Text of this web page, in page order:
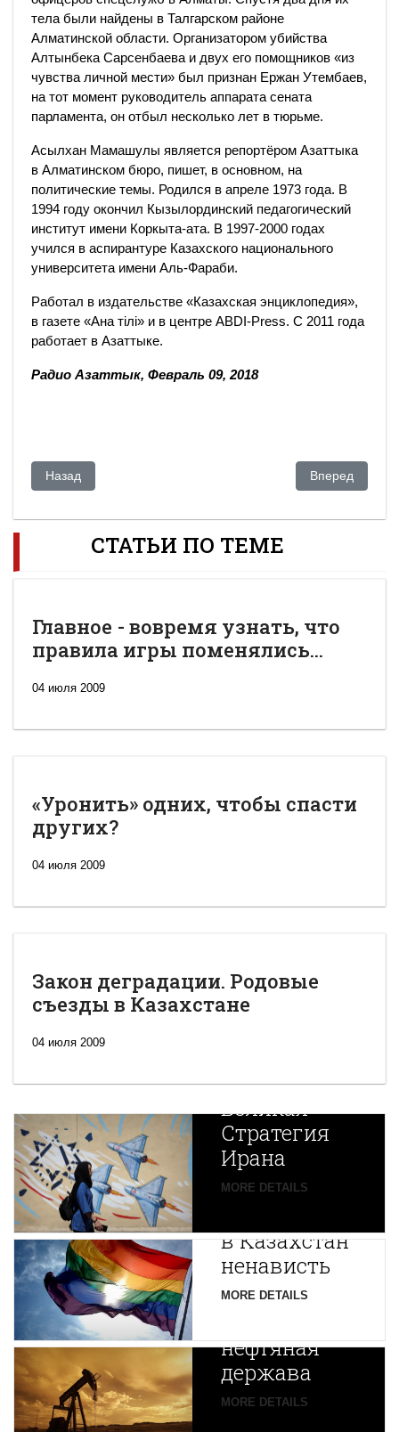
тела были найдены в Талгарском районе
Алматинской области. Организатором убийства
Алтынбека Сарсенбаева и двух его помощников «из
чувства личной мести» был признан Ержан Утембаев,
на тот момент руководитель аппарата сената
парламента, он отбыл несколько лет в тюрьме.
​Асылхан Мамашулы является репортёром Азаттыка
в Алматинском бюро, пишет, в основном, на
политические темы. Родился в апреле 1973 года. В
1994 году окончил Кызылординский педагогический
институт имени Коркыта-ата. В 1997-2000 годах
учился в аспирантуре Казахского национального
университета имени Аль-Фараби.
Работал в издательстве «Казахская энциклопедия»,
в газете «Ана тілі» и в центре ABDI-Press. С 2011 года
работает в Азаттыке.
Радио Азаттык, Февраль 09, 2018
Предыдущий: Начинается суд по обвинению Токмади в
Назад Следующий:
Вперед
СТАТЬИ ПО ТЕМЕ
Главное - вовремя узнать, что
правила игры поменялись...
04 июля 2009
«Уронить» одних, чтобы спасти
других?
04 июля 2009
Закон деградации. Родовые
съезды в Казахстане
04 июля 2009
Новая
Великая
Стратегия
Ирана
MORE DETAILS
Путин
в Казахстан
ненависть
MORE DETAILS
Центральной
Азии
зарождается
нефтяная
держава
MORE DETAILS